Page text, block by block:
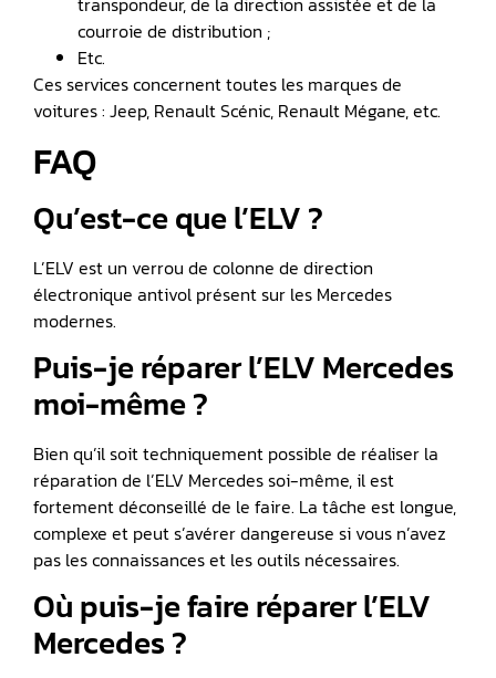
courroie de distribution ;
Etc.
Ces services concernent toutes les marques de
voitures : Jeep, Renault Scénic, Renault Mégane, etc.
FAQ
Qu’est-ce que l’ELV ?
L’ELV est un verrou de colonne de direction
électronique antivol présent sur les Mercedes
modernes.
Puis-je réparer l’ELV Mercedes
moi-même ?
Bien qu’il soit techniquement possible de réaliser la
réparation de l’ELV Mercedes soi-même, il est
fortement déconseillé de le faire. La tâche est longue,
complexe et peut s’avérer dangereuse si vous n’avez
pas les connaissances et les outils nécessaires.
Où puis-je faire réparer l’ELV
Mercedes ?